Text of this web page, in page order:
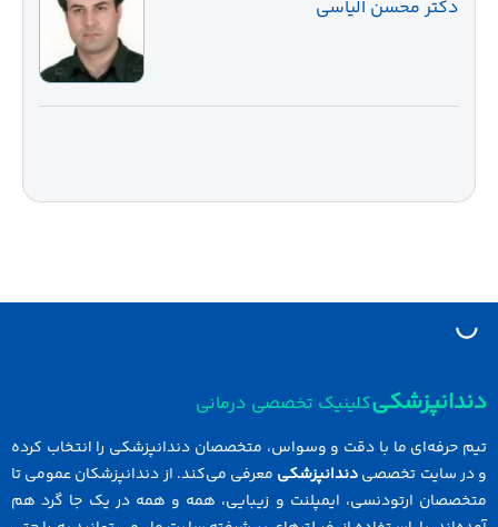
دکتر محسن الیاسی
کلینیک تخصصی درمانی
حرفه‌ای ما با دقت و وسواس، متخصصان دندانپزشکی را انتخاب کرده
سایت تخصصیدندانپزشکیمعرفی می‌کند. از دندانپزشکان عمومی تا
ارتودنسی، ایمپلنت و زیبایی، همه و همه در یک جا گرد هم